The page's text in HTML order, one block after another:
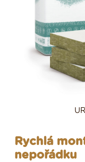
Rychlá
nepořádku